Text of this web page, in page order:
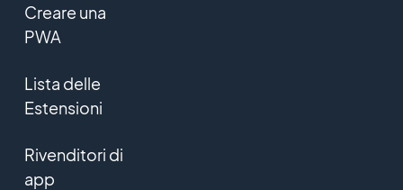
Creare una
PWA
Lista delle
Estensioni
Rivenditori di
app